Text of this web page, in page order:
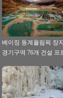
베이징 동계올림픽 장
경기구역 76개 건설 프